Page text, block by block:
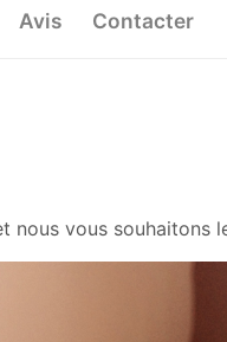
Avis Contacter
vous souhaitons